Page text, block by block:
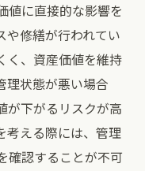
値に直接的な影響を
や修繕が行われてい
く、資産価値を維持
理状態が悪い場合
が下がるリスクが高
考える際には、管理
確認することが不可